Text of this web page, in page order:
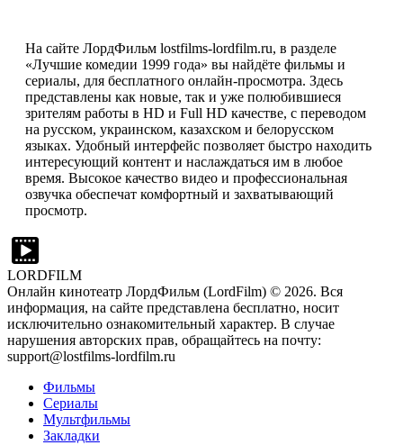
На сайте ЛордФильм lostfilms-lordfilm.ru, в разделе
«Лучшие комедии 1999 года» вы найдёте фильмы и
сериалы, для бесплатного онлайн-просмотра. Здесь
представлены как новые, так и уже полюбившиеся
зрителям работы в HD и Full HD качестве, с переводом
на русском, украинском, казахском и белорусском
языках. Удобный интерфейс позволяет быстро находить
интересующий контент и наслаждаться им в любое
время. Высокое качество видео и профессиональная
озвучка обеспечат комфортный и захватывающий
просмотр.
LORDFILM
Онлайн кинотеатр ЛордФильм (LordFilm) © 2026. Вся
информация, на сайте представлена бесплатно, носит
исключительно ознакомительный характер. В случае
нарушения авторских прав, обращайтесь на почту:
support@lostfilms-lordfilm.ru
Фильмы
Сериалы
Мультфильмы
Закладки